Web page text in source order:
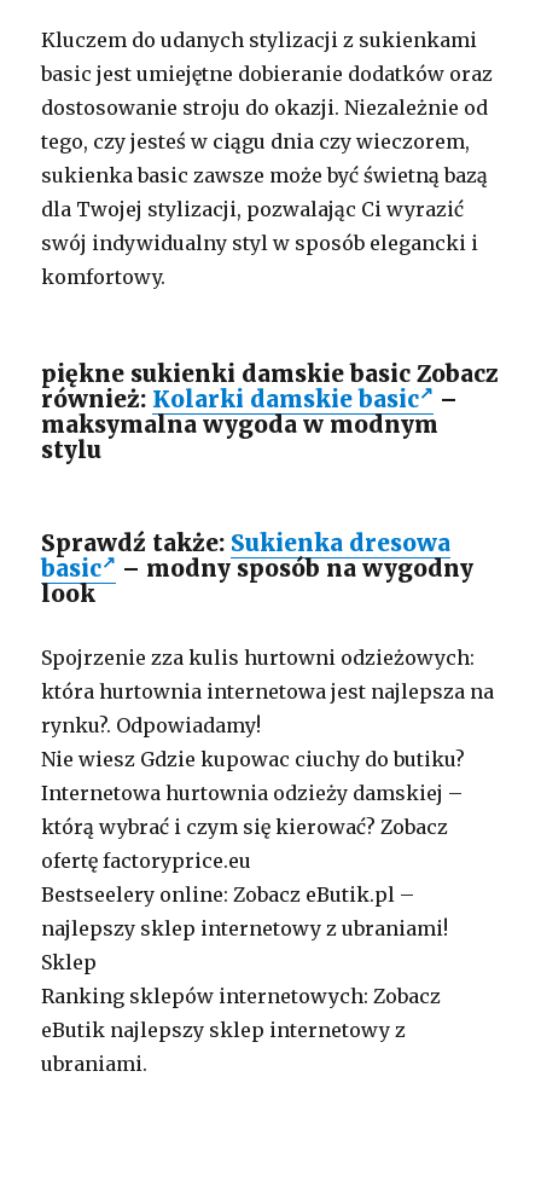
Kluczem do udanych stylizacji z sukienkami
basic jest umiejętne dobieranie dodatków oraz
dostosowanie stroju do okazji. Niezależnie od
tego, czy jesteś w ciągu dnia czy wieczorem,
sukienka basic zawsze może być świetną bazą
dla Twojej stylizacji, pozwalając Ci wyrazić
swój indywidualny styl w sposób elegancki i
komfortowy.
piękne sukienki damskie basic Zobacz
również: Kolarki damskie basic
–
maksymalna wygoda w modnym
stylu
Sprawdź także: Sukienka dresowa
basic
– modny sposób na wygodny
look
Spojrzenie zza kulis hurtowni odzieżowych:
która hurtownia internetowa jest najlepsza na
rynku?. Odpowiadamy!
Nie wiesz Gdzie kupowac ciuchy do butiku?
Internetowa hurtownia odzieży damskiej –
którą wybrać i czym się kierować? Zobacz
ofertę factoryprice.eu
Bestseelery online: Zobacz eButik.pl –
najlepszy sklep internetowy z ubraniami!
Sklep
Ranking sklepów internetowych: Zobacz
eButik najlepszy sklep internetowy z
ubraniami.